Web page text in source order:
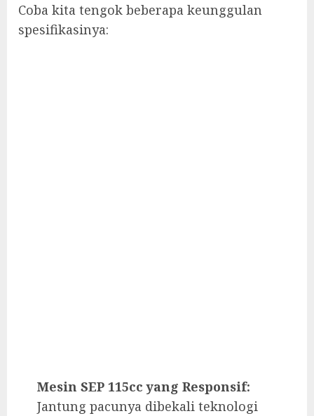
Coba kita tengok beberapa keunggulan
spesifikasinya:
Mesin SEP 115cc yang Responsif:
Jantung pacunya dibekali teknologi